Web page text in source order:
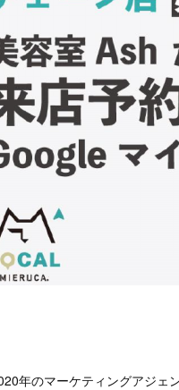
年のマーケティングアジェ